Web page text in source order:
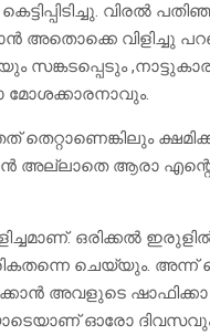
വിരൽ
അതൊക്കെ വിളിച്ചു
സങ്കടപ്പെടും
മോശക്കാരനാവും.
തെറ്റാണെങ്കിലും
അല്ലാതെ ആരാ
ഒരിക്കൽ
ചെയ്യും.
അവളുടെ
ഓരോ